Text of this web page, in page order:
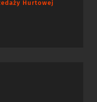
Hurtowej